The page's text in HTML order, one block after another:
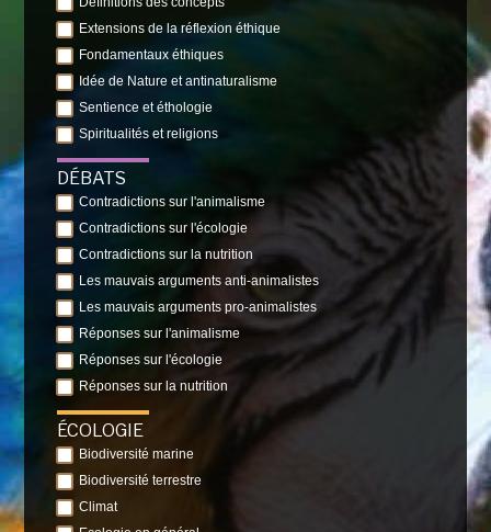
Extensions de la réflexion éthique
Fondamentaux éthiques
Idée de Nature et antinaturalisme
Sentience et éthologie
Spiritualités et religions
DÉBATS
Contradictions sur l'animalisme
Contradictions sur l'écologie
Contradictions sur la nutrition
Les mauvais arguments anti-animalistes
Les mauvais arguments pro-animalistes
Réponses sur l'animalisme
Réponses sur l'écologie
Réponses sur la nutrition
ÉCOLOGIE
Biodiversité marine
Biodiversité terrestre
Climat